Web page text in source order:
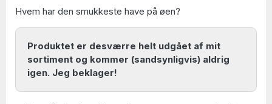
Hvem har den smukkeste have på øen?
Produktet er desværre helt udgået af mit
sortiment og kommer (sandsynligvis) aldrig
igen. Jeg beklager!